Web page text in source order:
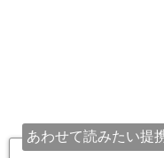
あわせて読みたい提